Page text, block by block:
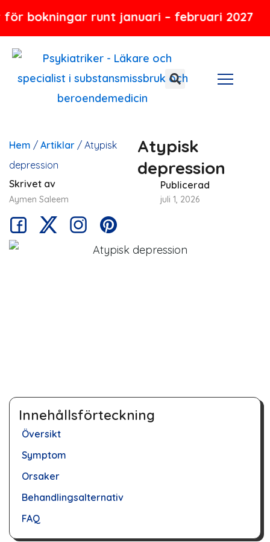
runt januari – februari 2027
Hoppa
innehåll
Hem / Artiklar / Atypisk
depression
Atypisk
depression
Skrivet av
Aymen Saleem
Publicerad
juli 1, 2026
Innehållsförteckning
Översikt
Symptom
Orsaker
Behandlingsalternativ
FAQ